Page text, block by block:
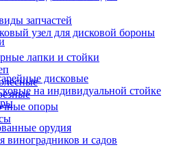
дисковые
на индивидуальной стойке
орудия
виноградников и садов
запчастей
узел для дисковой бороны
лапки и стойки
опоры